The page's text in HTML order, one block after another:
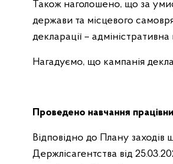
Також наголошено, що за
держави та місцевого
декларації – адміністративна
Нагадуємо, що кампанія
Проведено навчання
Відповідно до Плану заходів
Держлісагентства від